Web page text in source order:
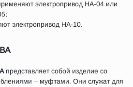
электропривод НА-04 или
электропривод НА-10.
представляет собой изделие со
– муфтами. Они служат для